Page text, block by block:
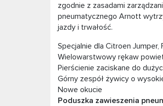
zgodnie z zasadami
pneumatycznego Arnott
jazdy i trwałość.
Specjalnie dla Citroen Jumper,
Wielowarstwowy rękaw
Pierścienie zaciskane do
Górny zespół żywicy o
Nowe okucie
Poduszka zawieszenia